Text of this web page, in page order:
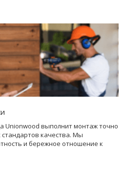
Unionwood выполнит монтаж точно
качества. Мы
и бережное отношение к